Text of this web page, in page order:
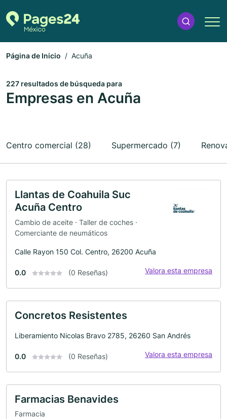
Página de Inicio Acuña
227 resultados de búsqueda para
Empresas en Acuña
Centro comercial (28) Supermercado (7)
Llantas de Coahuila Suc
Acuña Centro
Cambio de aceite · Taller de coches ·
Comerciante de neumáticos
Calle Rayon 150 Col. Centro, 26200 Acuña
0.0 (0 Reseñas) Valora esta empresa
Concretos Resistentes
Liberamiento Nicolas Bravo 2785, 26260 San Andrés
0.0 (0 Reseñas) Valora esta empresa
Farmacias Benavides
Farmacia